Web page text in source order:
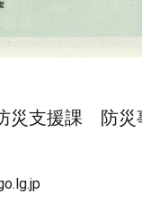
災支援課 防災